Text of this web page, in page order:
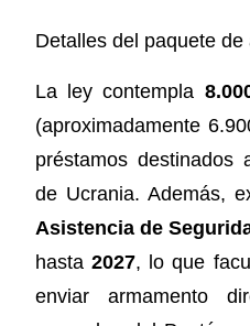
Detalles del paquete
La ley contempla
(aproximadamente
préstamos destinados
de Ucrania. Además,
Asistencia de
hasta2027, lo que
enviar armamento